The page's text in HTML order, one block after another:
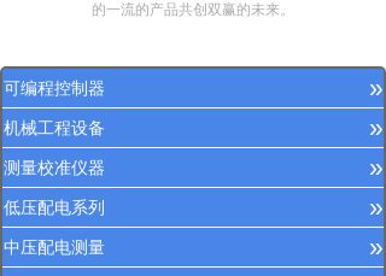
的一流的产品共创双赢的未来。
可编程控制器 »
机械工程设备 »
测量校准仪器 »
低压配电系列 »
中压配电测量 »